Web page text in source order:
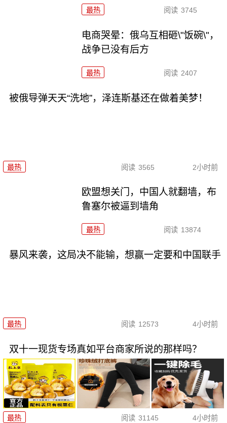
最热 阅读 3745
电商哭晕：俄乌互相砸\"饭碗\"，
战争已没有后方
最热 阅读 2407
被俄导弹天天“洗地”，泽连斯基还在做着美梦！
最热 阅读 3565 2小时前
欧盟想关门，中国人就翻墙，布
鲁塞尔被逼到墙角
最热 阅读 13874
暴风来袭，这局决不能输，想赢一定要和中国联手
最热 阅读 12573 4小时前
双十一现货专场真如平台商家所说的那样吗？
最热 阅读 31145 4小时前